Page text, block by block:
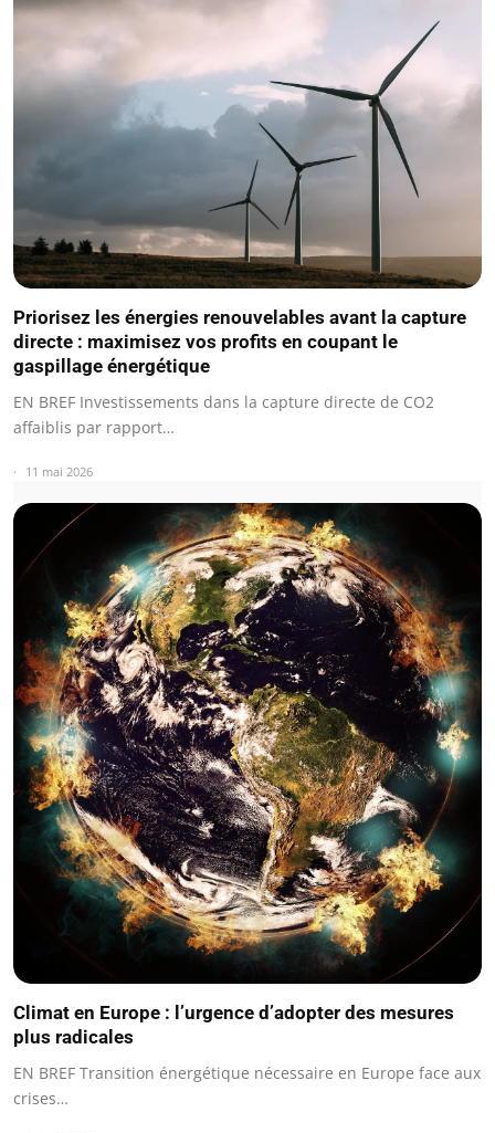
Priorisez les énergies renouvelables avant la capture
directe : maximisez vos profits en coupant le
gaspillage énergétique
EN BREF Investissements dans la capture directe de CO2
affaiblis par rapport…
11 mai 2026
Climat en Europe : l’urgence d’adopter des mesures
plus radicales
EN BREF Transition énergétique nécessaire en Europe face aux
crises…